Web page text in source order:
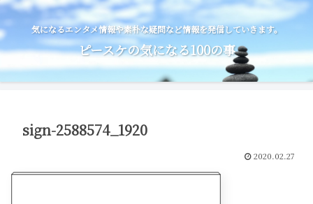
気になるエンタメ情報や素朴な疑問など情報を発信していきます。
ピースケの気になる100の事
sign-2588574_1920
2020.02.27